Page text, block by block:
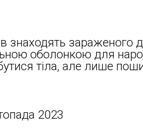
знаходять зараженого
оболонкою для
тіла, але лише
2023